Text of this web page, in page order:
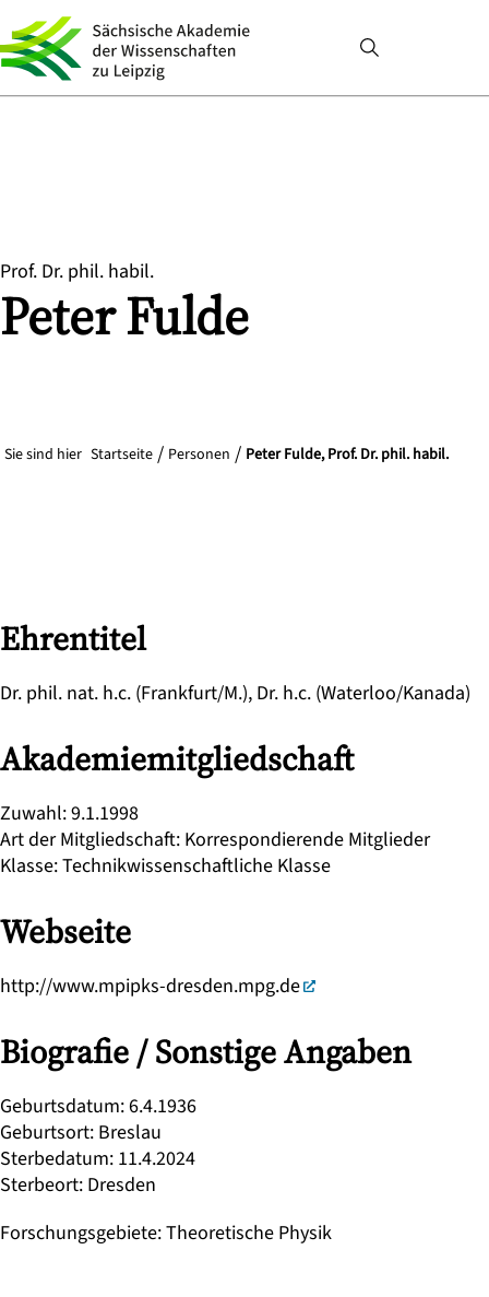
Prof. Dr. phil. habil.
PeterFulde
Sie sind hier Startseite Personen Peter Fulde, Prof. Dr. phil. habil.
Ehrentitel
Dr. phil. nat. h.c. (Frankfurt/M.), Dr. h.c. (Waterloo/Kanada)
Akademiemitgliedschaft
Zuwahl:9.1.1998
Art der Mitgliedschaft: Korrespondierende Mitglieder
Klasse:Technikwissenschaftliche Klasse
Webseite
http://www.mpipks-dresden.mpg.de
Biografie / Sonstige Angaben
Geburtsdatum:6.4.1936
Geburtsort: Breslau
Sterbedatum: 11.4.2024
Sterbeort: Dresden
Forschungsgebiete:Theoretische Physik